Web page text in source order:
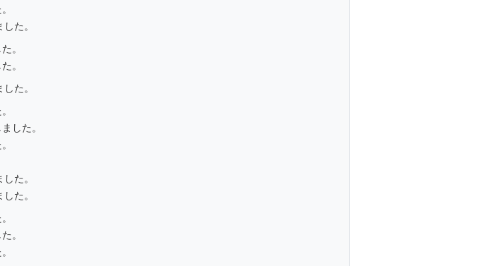
た。
。
。
た。
した。
た。
た。
。